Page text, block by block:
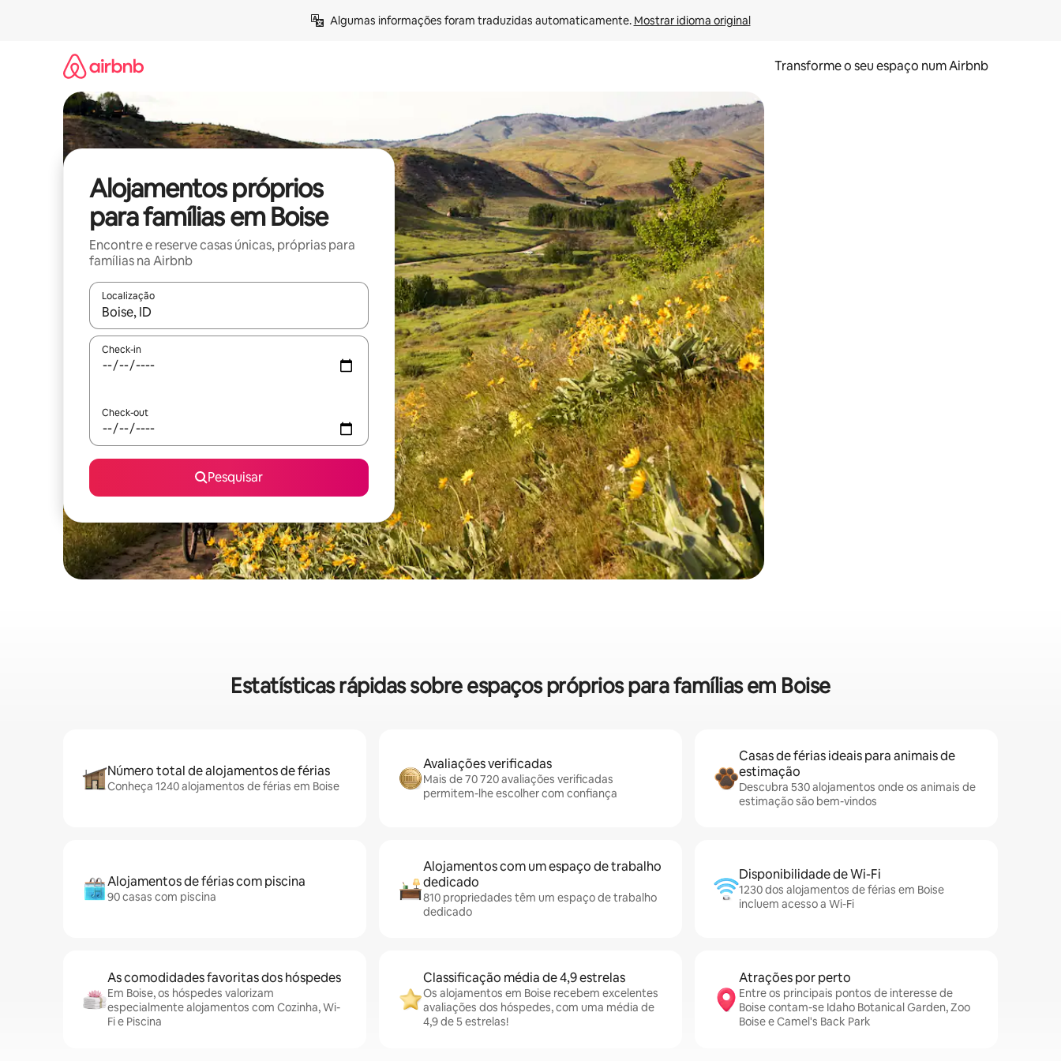
Algumas informações foram traduzidas automaticamente. Mostrar idioma original
Transforme o seu espaço num Airbnb
Alojamentos próprios
para famílias em Boise
Encontre e reserve casas únicas, próprias para
famílias na Airbnb
Localização
Quando os resultados estiverem disponíveis, navegue com as teclas de seta para cima e para baixo ou explore com gestos de toque ou deslize.
Check-in
Check-out
Pesquisar
Estatísticas rápidas sobre espaços próprios para famílias em Boise
Número total de alojamentos de férias
Conheça 1240 alojamentos de férias em Boise
Avaliações verificadas
Mais de 70 720 avaliações verificadas
permitem-lhe escolher com confiança
Casas de férias ideais para animais de
estimação
Descubra 530 alojamentos onde os animais de
estimação são bem-vindos
Alojamentos de férias com piscina
90 casas com piscina
Alojamentos com um espaço de trabalho
dedicado
810 propriedades têm um espaço de trabalho
dedicado
Disponibilidade de Wi-Fi
1230 dos alojamentos de férias em Boise
incluem acesso a Wi-Fi
As comodidades favoritas dos hóspedes
Em Boise, os hóspedes valorizam
especialmente alojamentos com Cozinha, Wi-
Fi e Piscina
Classificação média de 4,9 estrelas
Os alojamentos em Boise recebem excelentes
avaliações dos hóspedes, com uma média de
4,9 de 5 estrelas!
Atrações por perto
Entre os principais pontos de interesse de
Boise contam-se Idaho Botanical Garden, Zoo
Boise e Camel's Back Park